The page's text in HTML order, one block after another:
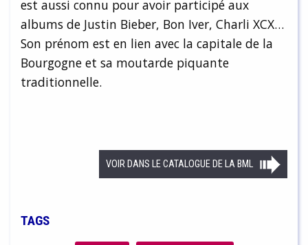
est aussi connu pour avoir participé aux
albums de Justin Bieber, Bon Iver, Charli XCX…
Son prénom est en lien avec la capitale de la
Bourgogne et sa moutarde piquante
traditionnelle.
VOIR DANS LE CATALOGUE DE LA BML
TAGS